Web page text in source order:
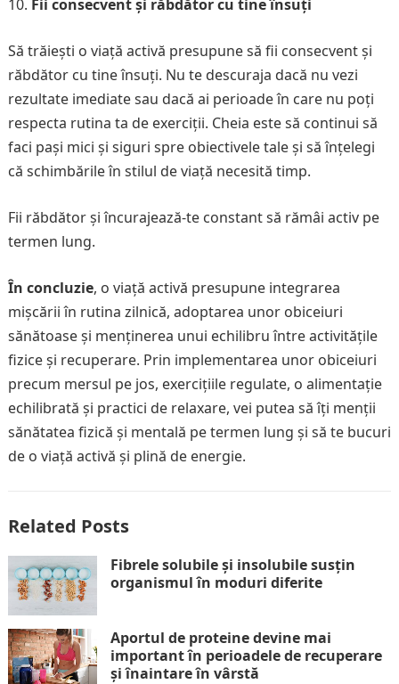
Fii consecvent și răbdător cu tine însuți
Să trăiești o viață activă presupune să fii consecvent și
răbdător cu tine însuți. Nu te descuraja dacă nu vezi
rezultate imediate sau dacă ai perioade în care nu poți
respecta rutina ta de exerciții. Cheia este să continui să
faci pași mici și siguri spre obiectivele tale și să înțelegi
că schimbările în stilul de viață necesită timp.
Fii răbdător și încurajează-te constant să rămâi activ pe
termen lung.
În concluzie, o viață activă presupune integrarea
mișcării în rutina zilnică, adoptarea unor obiceiuri
sănătoase și menținerea unui echilibru între activitățile
fizice și recuperare. Prin implementarea unor obiceiuri
precum mersul pe jos, exercițiile regulate, o alimentație
echilibrată și practici de relaxare, vei putea să îți menții
sănătatea fizică și mentală pe termen lung și să te bucuri
de o viață activă și plină de energie.
Related Posts
Fibrele solubile și insolubile susțin
organismul în moduri diferite
Aportul de proteine devine mai
important în perioadele de recuperare
și înaintare în vârstă